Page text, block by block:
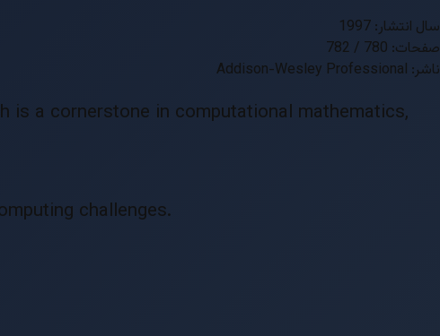
سال انتشار: 1997
صفحات: 780 / 782
ناشر: Addison-Wesley Professional
is a cornerstone in computational mathematics,
challenges.